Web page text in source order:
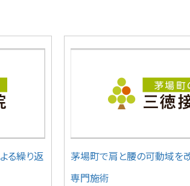
る繰り返
茅場町で肩と腰の可動域を
専門施術